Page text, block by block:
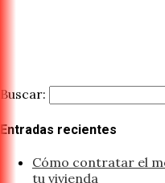
Buscar:
Entradas recientes
Cómo contratar el
tu vivienda